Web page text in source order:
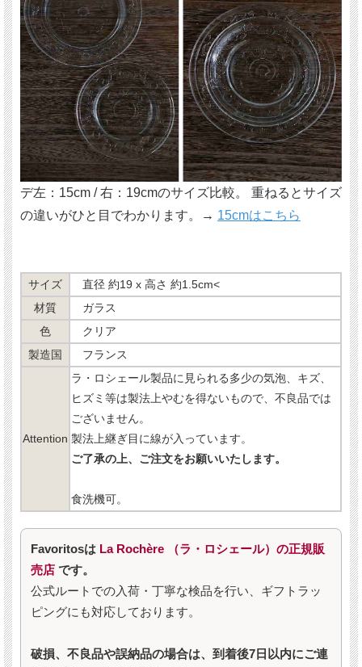
デ左：15cm / 右：19cmのサイズ比較。 重ねるとサイズ
の違いがひと目でわかります。→ 15cmはこちら
サイズ
直径 約19 x 高さ 約1.5cm<
材質
ガラス
色
クリア
製造国
フランス
Attention
ラ・ロシェール製品に見られる多少の気泡、キズ、
ヒズミ等は製法上やむを得ないもので、不良品では
ございません。
製法上継ぎ目に線が入っています。
ご了承の上、ご注文をお願いいたします。
食洗機可。
Favoritosは La Rochère （ラ・ロシェール）の正規販
売店 です。
公式ルートでの入荷・丁寧な検品を行い、ギフトラッ
ピングにも対応しております。
破損、不良品や誤納品の場合は、到着後7日以内にご連